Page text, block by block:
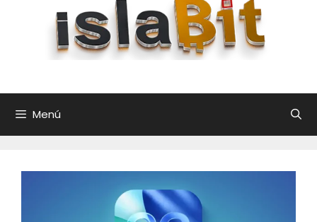
Menú